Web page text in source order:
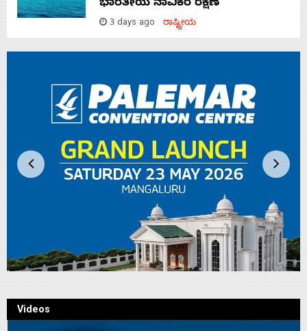
ಭಾರತೀಯ ನಾವಿಕರ ರಕ್ಷಣೆ
3 days ago ರಾಷ್ಟ್ರೀಯ
Videos